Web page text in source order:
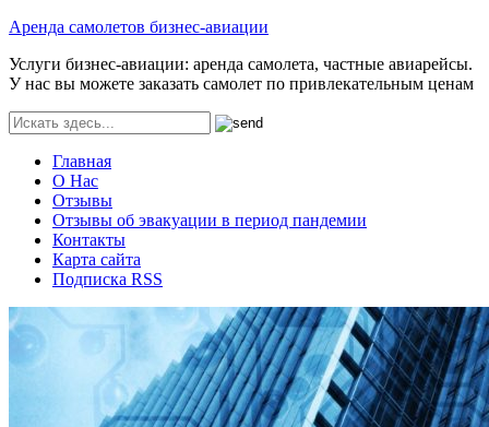
Аренда самолетов бизнес-авиации
Услуги бизнес-авиации: аренда самолета, частные авиарейсы.
У нас вы можете заказать самолет по привлекательным ценам
Главная
О Нас
Отзывы
Отзывы об эвакуации в период пандемии
Контакты
Карта сайта
Подписка RSS